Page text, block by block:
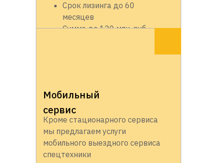
Срок лизинга до 60
месяцев
Сумма до 120 млн. руб.
Мобильный
сервис
Кроме стационарного сервиса
мы предлагаем услуги
мобильного выездного сервиса
спецтехники